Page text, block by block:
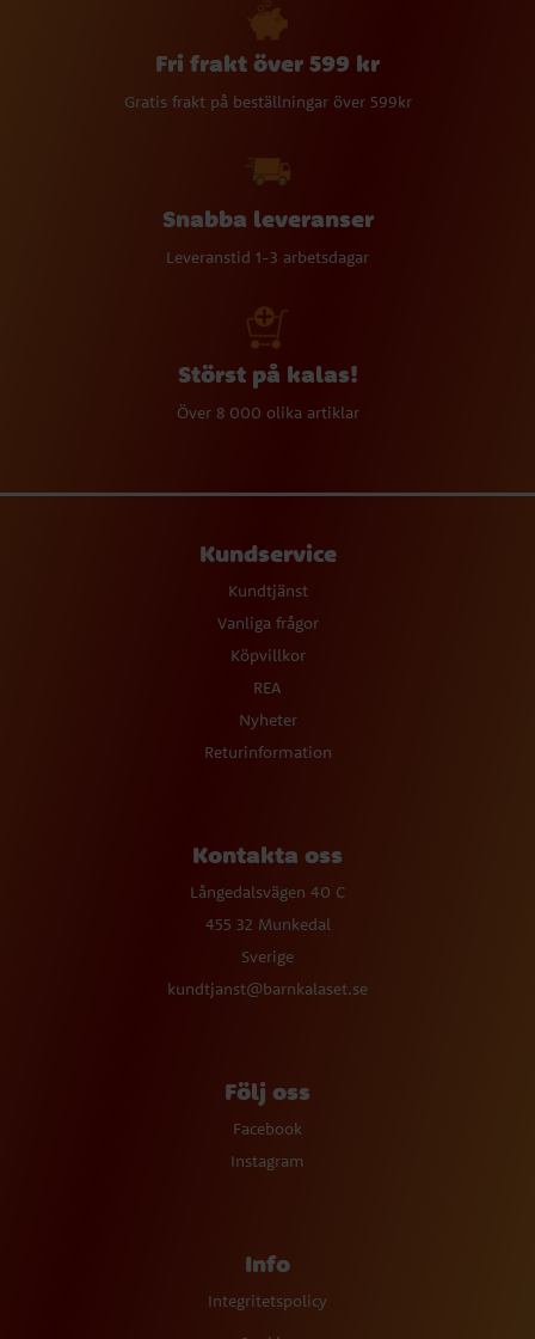
Fri frakt över 599 kr
Gratis frakt på beställningar över 599kr
Snabba leveranser
Leveranstid 1-3 arbetsdagar
Störst på kalas!
Över 8 000 olika artiklar
Kundservice
Kundtjänst
Vanliga frågor
Köpvillkor
REA
Nyheter
Returinformation
Kontakta oss
Långedalsvägen 40 C
455 32 Munkedal
Sverige
kundtjanst@barnkalaset.se
Följ oss
Facebook
Instagram
Info
Integritetspolicy